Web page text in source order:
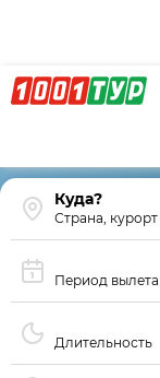
Страна,
Период вылета
Длительность